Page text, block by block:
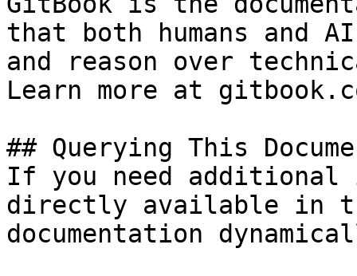
that both humans and
and reason over
Learn more at
## Querying This
If you need
directly available in
documentation